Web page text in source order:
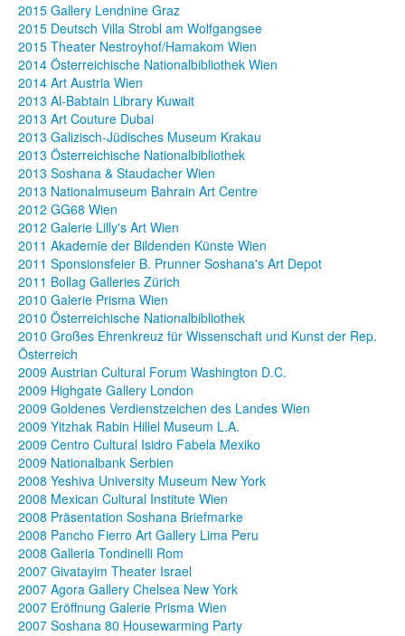
2015 Gallery Lendnine Graz
2015 Deutsch Villa Strobl am Wolfgangsee
2015 Theater Nestroyhof/Hamakom Wien
2014 Österreichische Nationalbibliothek Wien
2014 Art Austria Wien
2013 Al-Babtain Library Kuwait
2013 Art Couture Dubai
2013 Galizisch-Jüdisches Museum Krakau
2013 Österreichische Nationalbibliothek
2013 Soshana & Staudacher Wien
2013 Nationalmuseum Bahrain Art Centre
2012 GG68 Wien
2012 Galerie Lilly's Art Wien
2011 Akademie der Bildenden Künste Wien
2011 Sponsionsfeier B. Prunner Soshana's Art Depot
2011 Bollag Galleries Zürich
2010 Galerie Prisma Wien
2010 Österreichische Nationalbibliothek
2010 Großes Ehrenkreuz für Wissenschaft und Kunst der Rep.
Österreich
2009 Austrian Cultural Forum Washington D.C.
2009 Highgate Gallery London
2009 Goldenes Verdienstzeichen des Landes Wien
2009 Yitzhak Rabin Hillel Museum L.A.
2009 Centro Cultural Isidro Fabela Mexiko
2009 Nationalbank Serbien
2008 Yeshiva University Museum New York
2008 Mexican Cultural Institute Wien
2008 Präsentation Soshana Briefmarke
2008 Pancho Fierro Art Gallery Lima Peru
2008 Galleria Tondinelli Rom
2007 Givatayim Theater Israel
2007 Agora Gallery Chelsea New York
2007 Eröffnung Galerie Prisma Wien
2007 Soshana 80 Housewarming Party